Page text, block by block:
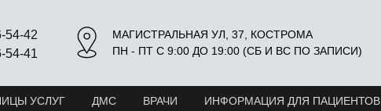
54-42
54-41
МАГИСТРАЛЬНАЯ УЛ, 37, КОСТРОМА
ПН - ПТ С 9:00 ДО 19:00 (СБ И ВС ПО ЗАПИСИ)
УСЛУГ ДМС ВРАЧИ ИНФОРМАЦИЯ ДЛЯ ПАЦИЕНТОВ